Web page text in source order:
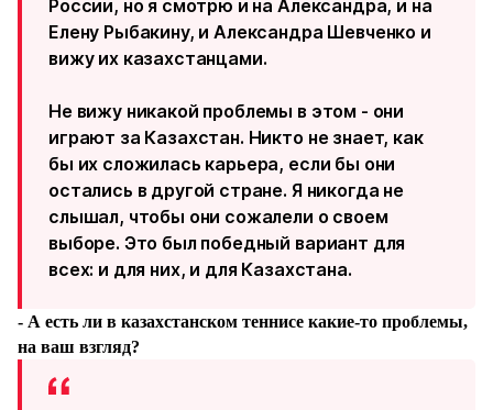
России, но я смотрю и на Александра, и на
Елену Рыбакину, и Александра Шевченко и
вижу их казахстанцами.
Не вижу никакой проблемы в этом - они
играют за Казахстан. Никто не знает, как
бы их сложилась карьера, если бы они
остались в другой стране. Я никогда не
слышал, чтобы они сожалели о своем
выборе. Это был победный вариант для
всех: и для них, и для Казахстана.
- А есть ли в казахстанском теннисе какие-то проблемы,
на ваш взгляд?